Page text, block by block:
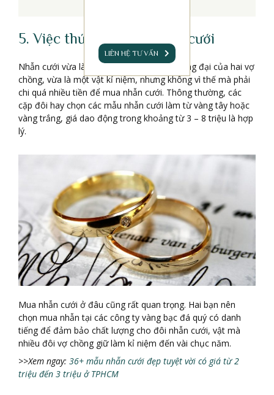
LIÊN HỆ TƯ VẤN
5. Việc thứ 5: Đi mua nhẫn cưới
Nhẫn cưới vừa là minh chứng cho ngày trọng đại của hai vợ
chồng, vừa là một vật kỉ niệm, nhưng không vì thế mà phải
chi quá nhiều tiền để mua nhẫn cưới. Thông thường, các
cặp đôi hay chọn các mẫu nhẫn cưới làm từ vàng tây hoặc
vàng trắng, giá dao động trong khoảng từ 3 – 8 triệu là hợp
lý.
Mua nhẫn cưới ở đâu cũng rất quan trọng. Hai bạn nên
chọn mua nhẫn tại các công ty vàng bạc đá quý có danh
tiếng để đảm bảo chất lượng cho đôi nhẫn cưới, vật mà
nhiều đôi vợ chồng giữ làm kỉ niệm đến vài chục năm.
>>Xem ngay: 36+ mẫu nhẫn cưới đẹp tuyệt vời có giá từ 2
triệu đến 3 triệu ở TPHCM